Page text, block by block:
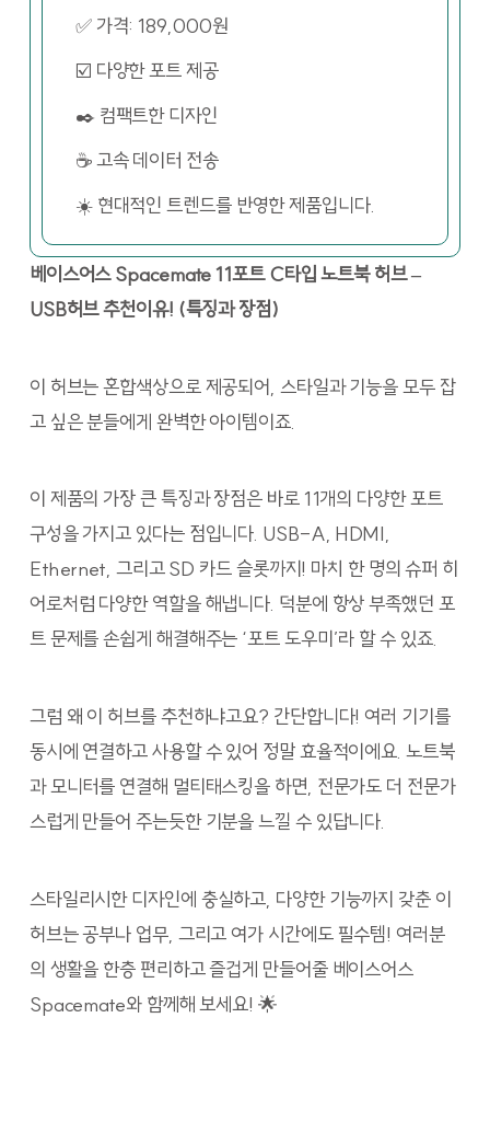
✅ 가격: 189,000원
☑️ 다양한 포트 제공
✒️ 컴팩트한 디자인
☕ 고속 데이터 전송
☀️ 현대적인 트렌드를 반영한 제품입니다.
베이스어스 Spacemate 11포트 C타입 노트북 허브 –
USB허브 추천이유! (특징과 장점)
이 허브는 혼합색상으로 제공되어, 스타일과 기능을 모두 잡
고 싶은 분들에게 완벽한 아이템이죠.
이 제품의 가장 큰 특징과 장점은 바로 11개의 다양한 포트
구성을 가지고 있다는 점입니다. USB-A, HDMI,
Ethernet, 그리고 SD 카드 슬롯까지! 마치 한 명의 슈퍼 히
어로처럼 다양한 역할을 해냅니다. 덕분에 항상 부족했던 포
트 문제를 손쉽게 해결해주는 ‘포트 도우미’라 할 수 있죠.
그럼 왜 이 허브를 추천하냐고요? 간단합니다! 여러 기기를
동시에 연결하고 사용할 수 있어 정말 효율적이에요. 노트북
과 모니터를 연결해 멀티태스킹을 하면, 전문가도 더 전문가
스럽게 만들어 주는듯한 기분을 느낄 수 있답니다.
스타일리시한 디자인에 충실하고, 다양한 기능까지 갖춘 이
허브는 공부나 업무, 그리고 여가 시간에도 필수템! 여러분
의 생활을 한층 편리하고 즐겁게 만들어줄 베이스어스
Spacemate와 함께해 보세요! 🌟